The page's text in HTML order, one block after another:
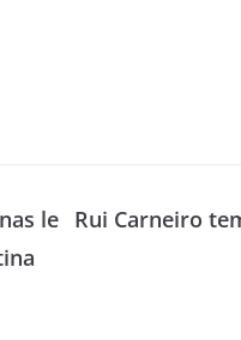
le Rui Carneiro